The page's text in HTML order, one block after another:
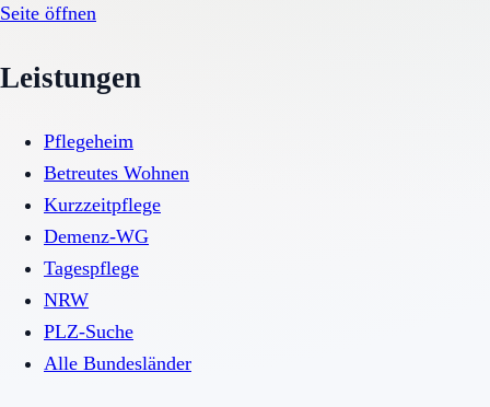
Seite öffnen
Leistungen
Pflegeheim
Betreutes Wohnen
Kurzzeitpflege
Demenz-WG
Tagespflege
NRW
PLZ-Suche
Alle Bundesländer